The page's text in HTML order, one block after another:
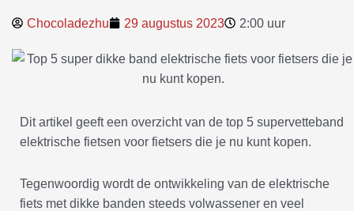
Chocoladezhu 29 augustus 2023 2:00 uur
Dit artikel geeft een overzicht van de top 5 supervetteband
elektrische fietsen voor fietsers die je nu kunt kopen.
Tegenwoordig wordt de ontwikkeling van de elektrische
fiets met dikke banden steeds volwassener en veel